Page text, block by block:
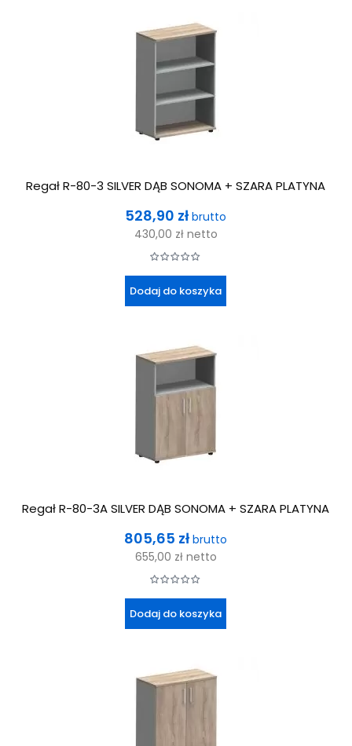
Regał R-80-3 SILVER DĄB SONOMA + SZARA PLATYNA
Cena
528,90 zł brutto
430,00 zł netto
Dodaj do koszyka
Regał R-80-3A SILVER DĄB SONOMA + SZARA PLATYNA
Cena
805,65 zł brutto
655,00 zł netto
Dodaj do koszyka